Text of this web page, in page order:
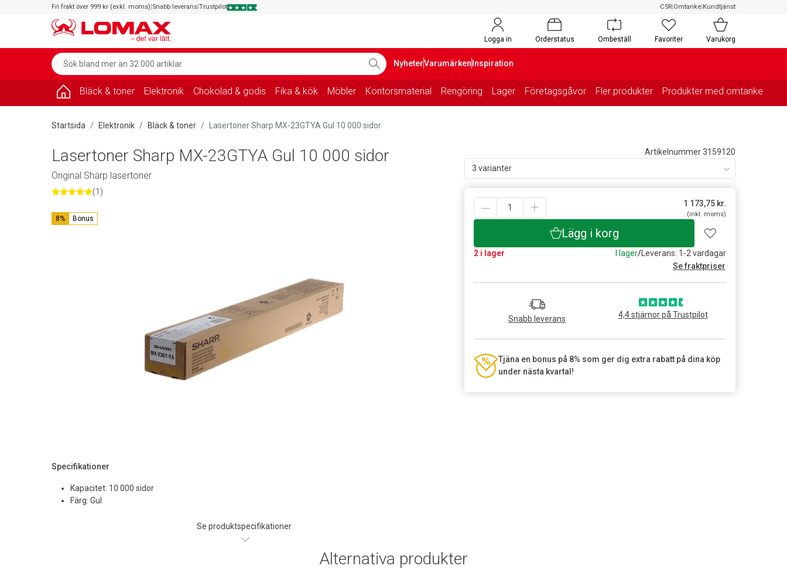
Fri frakt över 999 kr (exkl. moms)|Snabb leverans|Trustpilot CSR|Omtanke|Kundtjänst
Logga in Orderstatus Ombeställ Favoriter Varukorg
NyheterVarumärken Inspiration
Bläck & toner Elektronik Chokolad & godis Fika & kök Möbler Kontorsmaterial Rengöring Lager Företagsgåvor Fler produkter Produkter med omtanke
Startsida Elektronik Bläck & toner Lasertoner Sharp MX-23GTYA Gul 10 000 sidor
8% Bonus
Specifikationer
Kapacitet: 10 000 sidor
Färg: Gul
Se produktspecifikationer
Artikelnummer 3159120
3 varianter
1 173,75kr.
(inkl. moms)
Lägg i korg
2 i lager I lager/Leverans: 1-2 vardagar
Se fraktpriser
Snabb leverans 4,4 stjärnor på Trustpilot
Tjäna en bonus på 8% som ger dig extra rabatt på dina köp
under nästa kvartal!
Lasertoner Sharp MX-23GTYA Gul 10 000 sidor
Original Sharp lasertoner
(1)
Alternativa produkter